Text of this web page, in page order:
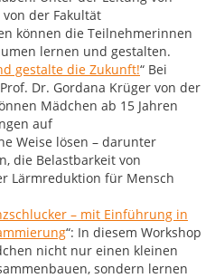
der Fakultät
können die Teilnehmerinnen
lernen und gestalten.
gestalte die Zukunft!“ Bei
Dr. Gordana Krüger von der
Mädchen ab 15 Jahren
auf
Weise lösen – darunter
die Belastbarkeit von
Lärmreduktion für Mensch
– mit Einführung in
“: In diesem Workshop
nicht nur einen kleinen
sondern lernen